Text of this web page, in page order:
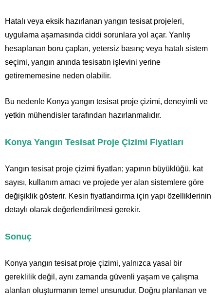
Hatalı veya eksik hazırlanan yangın tesisat projeleri,
uygulama aşamasında ciddi sorunlara yol açar. Yanlış
hesaplanan boru çapları, yetersiz basınç veya hatalı sistem
seçimi, yangın anında tesisatın işlevini yerine
getirememesine neden olabilir.
Bu nedenle Konya yangın tesisat proje çizimi, deneyimli ve
yetkin mühendisler tarafından hazırlanmalıdır.
Konya Yangın Tesisat Proje Çizimi Fiyatları
Yangın tesisat proje çizimi fiyatları; yapının büyüklüğü, kat
sayısı, kullanım amacı ve projede yer alan sistemlere göre
değişiklik gösterir. Kesin fiyatlandırma için yapı özelliklerinin
detaylı olarak değerlendirilmesi gerekir.
Sonuç
Konya yangın tesisat proje çizimi, yalnızca yasal bir
gereklilik değil, aynı zamanda güvenli yaşam ve çalışma
alanları oluşturmanın temel unsurudur. Doğru planlanan ve